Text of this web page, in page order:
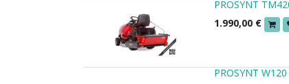
PROSYNT
1.990,00 €
PROSYNT